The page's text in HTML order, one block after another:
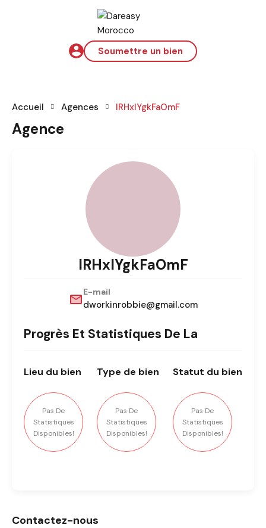
Soumettre un bien
Accueil Agences IRHxIYgkFaOmF
Agence
IRHxIYgkFaOmF
E-mail
dworkinrobbie@gmail.com
Progrès Et Statistiques De La
Lieu du bien
Pas De
Statistiques
Disponibles!
Type de bien
Pas De
Statistiques
Disponibles!
Statut du bien
Pas De
Statistiques
Disponibles!
Contactez-nous